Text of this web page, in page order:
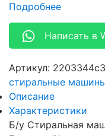
Подробнее
Написать в
Артикул:
стиральные
Описание
Характеристики
Б/у Стиральная